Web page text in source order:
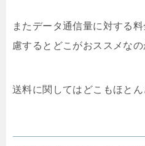
またデータ通信量に対する
慮するとどこがおススメな
送料に関してはどこもほとん